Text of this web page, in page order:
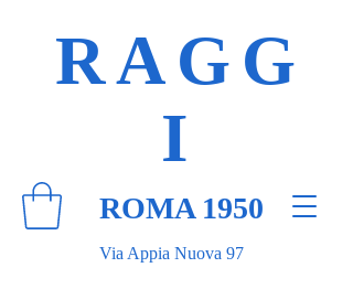
Via Appia Nuova 97
RAGG
I
ROMA 1950